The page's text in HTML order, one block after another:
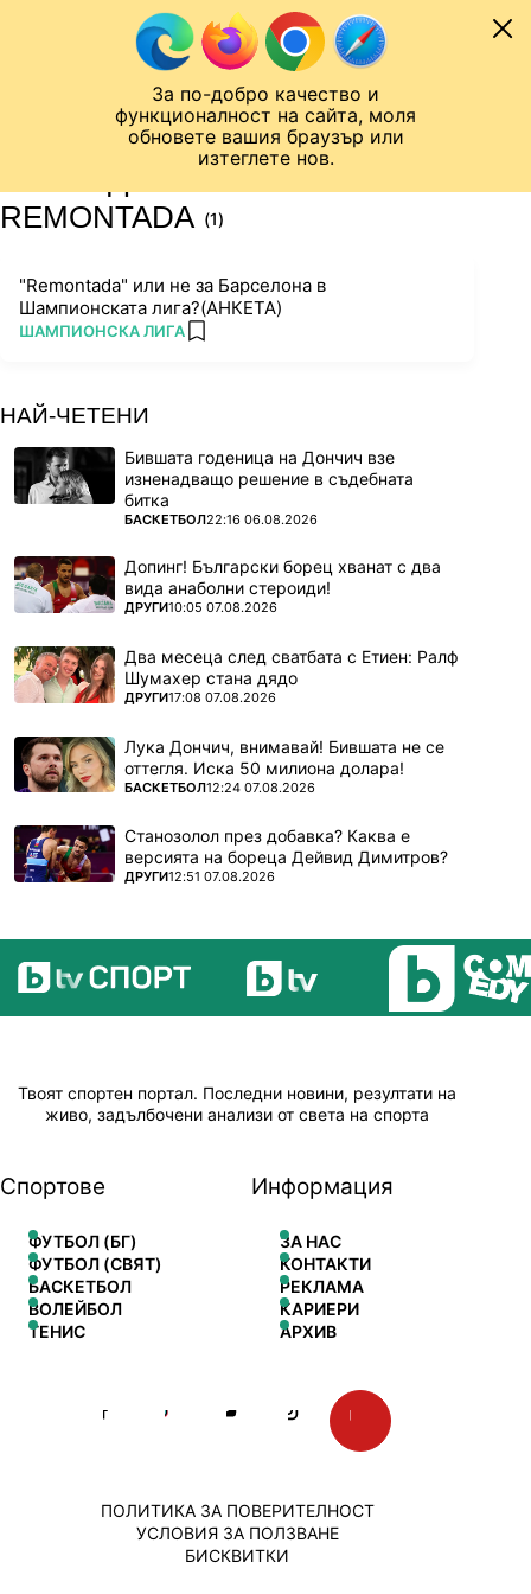
За по-добро качество и
функционалност на сайта, моля
обновете вашия браузър или
изтеглете нов.
Към съдържанието
Лига на Конференциите
REMONTADA (1)
"Remontada" или не за Барселона в
Шампионската лига?(АНКЕТА)
ПОВЕЧЕ ОТ
ШАМПИОНСКА ЛИГА add favorites
НАЙ-ЧЕТЕНИ
Бившата годеница на Дончич взе
изненадващо решение в съдебната
битка
ПОВЕЧЕ ОТ
БАСКЕТБОЛ22:16 06.08.2026
Допинг! Български борец хванат с два
вида анаболни стероиди!
ПОВЕЧЕ ОТ
ДРУГИ10:05 07.08.2026
Два месеца след сватбата с Етиен: Ралф
Шумахер стана дядо
ПОВЕЧЕ ОТ
ДРУГИ17:08 07.08.2026
Лука Дончич, внимавай! Бившата не се
оттегля. Иска 50 милиона долара!
ПОВЕЧЕ ОТ
БАСКЕТБОЛ12:24 07.08.2026
Станозолол през добавка? Каква е
версията на бореца Дейвид Димитров?
ПОВЕЧЕ ОТ
ДРУГИ12:51 07.08.2026
Твоят спортен портал. Последни новини, резултати на
живо, задълбочени анализи от света на спорта
Спортове
ФУТБОЛ (БГ)
ФУТБОЛ (СВЯТ)
БАСКЕТБОЛ
ВОЛЕЙБОЛ
ТЕНИС
Информация
ЗА НАС
КОНТАКТИ
РЕКЛАМА
КАРИЕРИ
АРХИВ
ПОЛИТИКА ЗА ПОВЕРИТЕЛНОСТ
УСЛОВИЯ ЗА ПОЛЗВАНЕ
БИСКВИТКИ